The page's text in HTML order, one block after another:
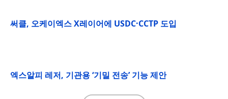
써클, 오케이엑스 X레이어에 USDC·CCTP 도입
엑스알피 레저, 기관용 ‘기밀 전송’ 기능 제안